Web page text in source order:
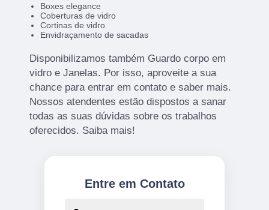
Boxes elegance
Coberturas de vidro
Cortinas de vidro
Envidraçamento de sacadas
Disponibilizamos também Guardo corpo em
vidro e Janelas. Por isso, aproveite a sua
chance para entrar em contato e saber mais.
Nossos atendentes estão dispostos a sanar
todas as suas dúvidas sobre os trabalhos
oferecidos. Saiba mais!
Entre em Contato